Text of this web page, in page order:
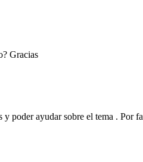
Gracias
y poder ayudar sobre el tema . Por